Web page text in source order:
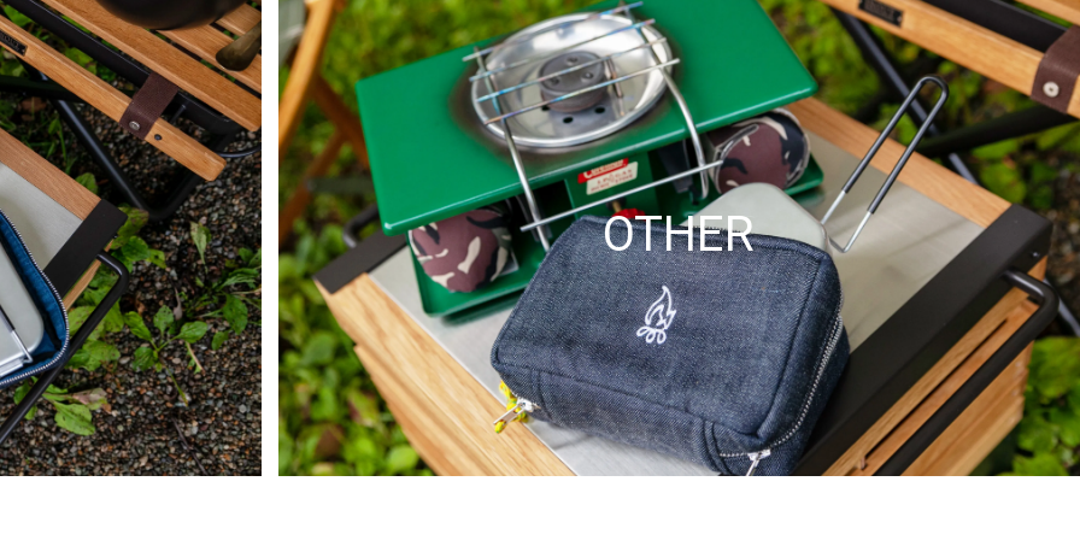
OTHER